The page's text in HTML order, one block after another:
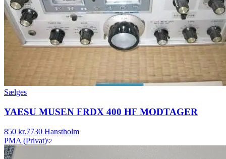
Sælges
YAESU MUSEN FRDX 400 HF MODTAGER
850 kr.7730 Hanstholm
PMA (Privat)